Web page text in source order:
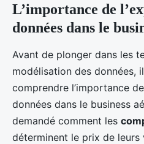
L’importance de
données dans le
Avant de plonger dans les
modélisation des données,
comprendre l’importance
données dans le business
demandé comment les
déterminent le prix de leurs